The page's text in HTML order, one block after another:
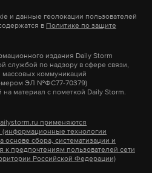
краской. Действия
против
смесей. Марцинкевича и
восьми случаях
Тесак и компания
и данные геолокации пользователей
в Политике по защите
издания Daily Storm
службой по надзору в сфере связи,
коммуникаций
ЭЛ №ФС77-70379)
материал с пометкой Daily Storm.
применяются
технологии
сбора, систематизации и
к предпочтениям пользователей сети
Российской Федерации)